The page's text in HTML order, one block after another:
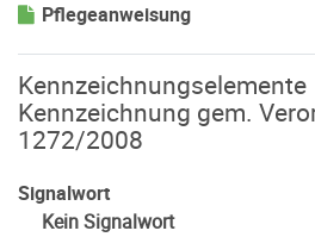
Pflegeanweisung
Kennzeichnungselemente
Kennzeichnung gem.
1272/2008
Signalwort
Kein Signalwort